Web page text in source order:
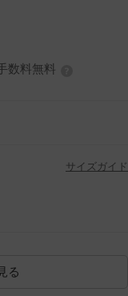
数料無料
サイズガイド
る